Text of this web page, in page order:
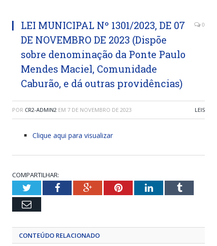
LEI MUNICIPAL Nº 1301/2023, DE 07
DE NOVEMBRO DE 2023 (Dispõe
sobre denominação da Ponte Paulo
Mendes Maciel, Comunidade
Caburão, e dá outras providências)
0
POR CR2-ADMIN2 EM 7 DE NOVEMBRO DE 2023 LEIS
Clique aqui para visualizar
COMPARTILHAR:
TwitterFacebookGoogle+PinterestLinkedInTumblr
Email
CONTEÚDO RELACIONADO